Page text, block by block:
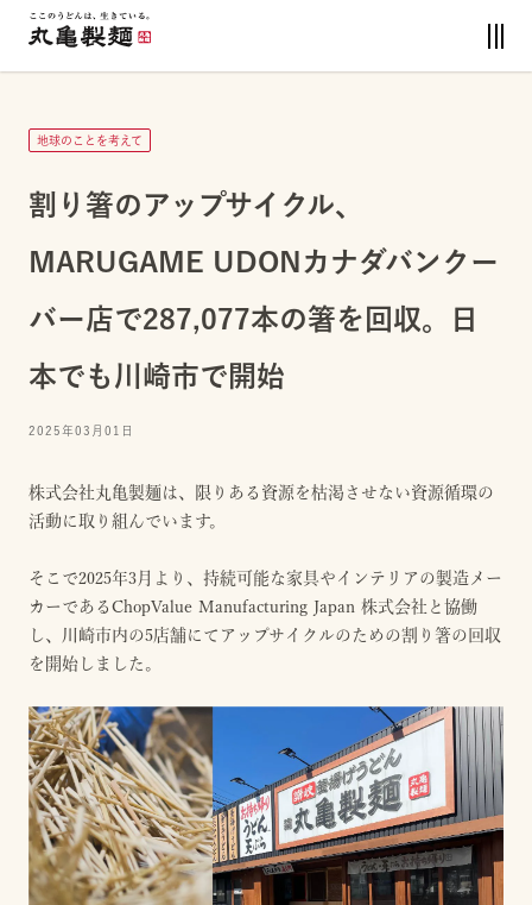
地球のことを考えて
割り箸のアップサイクル、
MARUGAME UDONカナダバンクー
バー店で287,077本の箸を回収。日
本でも川崎市で開始
2025年03月01日
株式会社丸亀製麺は、限りある資源を枯渇させない資源循環の
活動に取り組んでいます。
そこで2025年3月より、持続可能な家具やインテリアの製造メー
カーであるChopValue Manufacturing Japan 株式会社と協働
し、川崎市内の5店舗にてアップサイクルのための割り箸の回収
を開始しました。